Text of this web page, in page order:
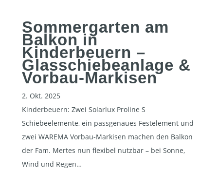
Sommergarten am
Balkon in
Kinderbeuern –
Glasschiebeanlage &
Vorbau-Markisen
2. Okt. 2025
Kinderbeuern: Zwei Solarlux Proline S
Schiebeelemente, ein passgenaues Festelement und
zwei WAREMA Vorbau-Markisen machen den Balkon
der Fam. Mertes nun flexibel nutzbar – bei Sonne,
Wind und Regen…